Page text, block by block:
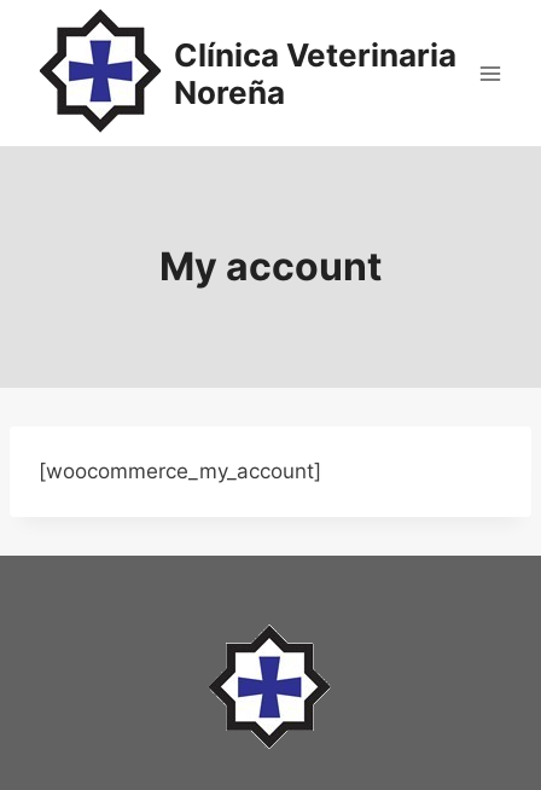
contenido
Clínica Veterinaria
Noreña
My account
[woocommerce_my_account]